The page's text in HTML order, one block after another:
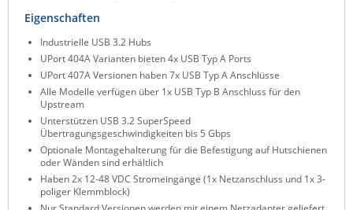
Teltonika
Unwired Networks
Vision
WATTECO
Westermo
Yuasa
ZPE Systems
Eigenschaften
Industrielle USB 3.2 Hubs
UPort 404A Varianten bieten 4x USB Typ A Ports
UPort 407A Versionen haben 7x USB Typ A Anschlüsse
Alle Modelle verfügen über 1x USB Typ B Anschluss für den
Upstream
Unterstützen USB 3.2 SuperSpeed
Übertragungsgeschwindigkeiten bis 5 Gbps
Optionale Montagehalterung für die Befestigung auf Hutschienen
oder Wänden sind erhältlich
Haben 2x 12-48 VDC Stromeingänge (1x Netzanschluss und 1x 3-
poliger Klemmblock)